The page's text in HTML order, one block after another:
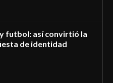
futbol: así convirtió la
de identidad